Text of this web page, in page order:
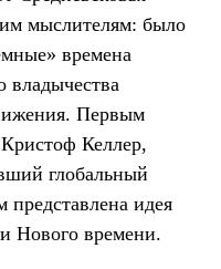
мыслителям: было
времена
владычества
Первым
Келлер,
глобальный
представлена идея
Нового времени.